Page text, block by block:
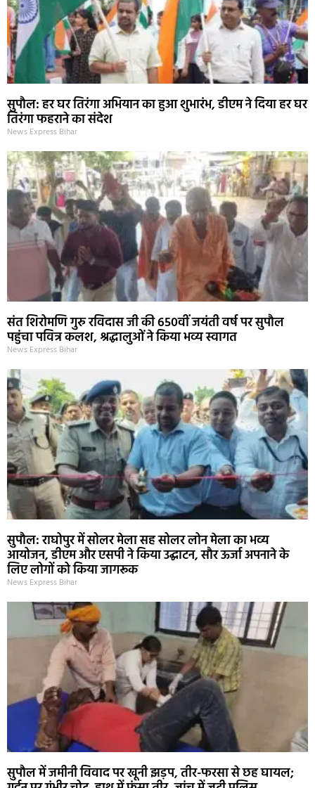
सुपौल: हर घर तिरंगा अभियान का हुआ शुभारंभ, डीएम ने दिया हर घर
तिरंगा फहराने का संदेश
News Express Bihar
संत शिरोमणि गुरु रविदास जी की 650वीं जयंती वर्ष पर सुपौल
पहुंचा पवित्र कलश, श्रद्धालुओं ने किया भव्य स्वागत
News Express Bihar
सुपौल: राघोपुर में सोलर मेला सह सोलर लोन मेला का भव्य
आयोजन, डीएम और एसपी ने किया उद्घाटन, सौर ऊर्जा अपनाने के
लिए लोगों को किया जागरूक
News Express Bihar
सुपौल में जमीनी विवाद पर खूनी झड़प, तीर-फरसा से छह घायल;